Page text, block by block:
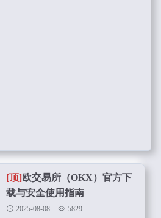
[顶]欧交易所（OKX）官方下
载与安全使用指南
2025-08-08 5829